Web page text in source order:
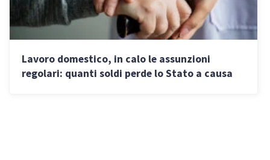
Lavoro domestico, in calo le assunzioni
regolari: quanti soldi perde lo Stato a causa